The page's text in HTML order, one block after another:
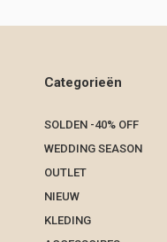
Categorieën
SOLDEN -40% OFF
WEDDING SEASON
OUTLET
NIEUW
KLEDING